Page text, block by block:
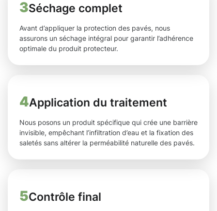
3Séchage complet
Avant d’appliquer la protection des pavés, nous
assurons un séchage intégral pour garantir l’adhérence
optimale du produit protecteur.
4Application du traitement
Nous posons un produit spécifique qui crée une barrière
invisible, empêchant l’infiltration d’eau et la fixation des
saletés sans altérer la perméabilité naturelle des pavés.
5Contrôle final